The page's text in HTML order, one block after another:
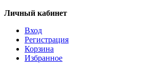
Личный кабинет
Вход
Регистрация
Корзина
Избранное